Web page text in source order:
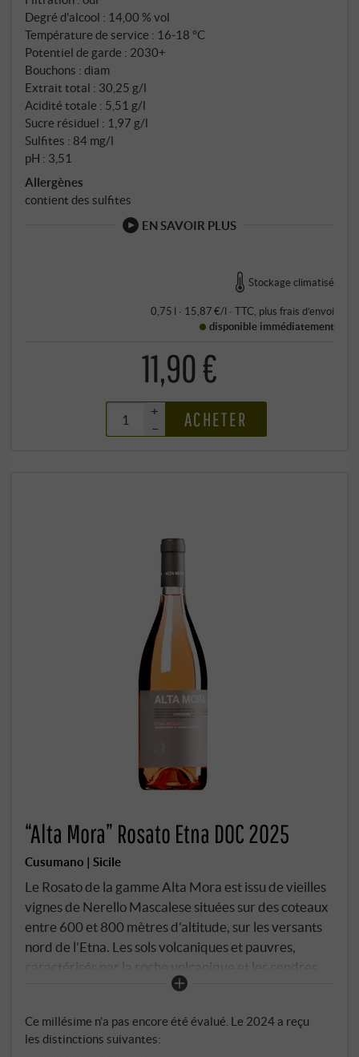
régions les plus méridionales de la Sicile.
Degré d'alcool : 14,00 % vol
Température de service : 16‑18 °C
Potentiel de garde : 2030+
Bouchons : diam
Extrait total : 30,25 g/l
Acidité totale : 5,51 g/l
Sucre résiduel : 1,97 g/l
Sulfites : 84 mg/l
pH : 3,51
Allergènes
contient des sulfites
EN SAVOIR PLUS
Stockage climatisé
0,75 l · 15,87 €/l · TTC, plus frais d’envoi
disponible immédiatement
11,90 €
+
–
ACHETER
“Alta Mora” Rosato Etna DOC 2025
Cusumano | Sicile
Le Rosato de la gamme Alta Mora est issu de vieilles
vignes de Nerello Mascalese situées sur des coteaux
entre 600 et 800 mètres d'altitude, sur les versants
nord de l'Etna. Les sols volcaniques et pauvres,
caractérisés par la roche volcanique et les cendres
minérales, confèrent au vin une tension typique de
sont récoltés tôt et pressés immédiatement afin de
préserver leur fraîcheur et leur finesse. L'élevage
Ce millésime n’a pas encore été évalué. Le 2024 a reçu
les distinctions suivantes: